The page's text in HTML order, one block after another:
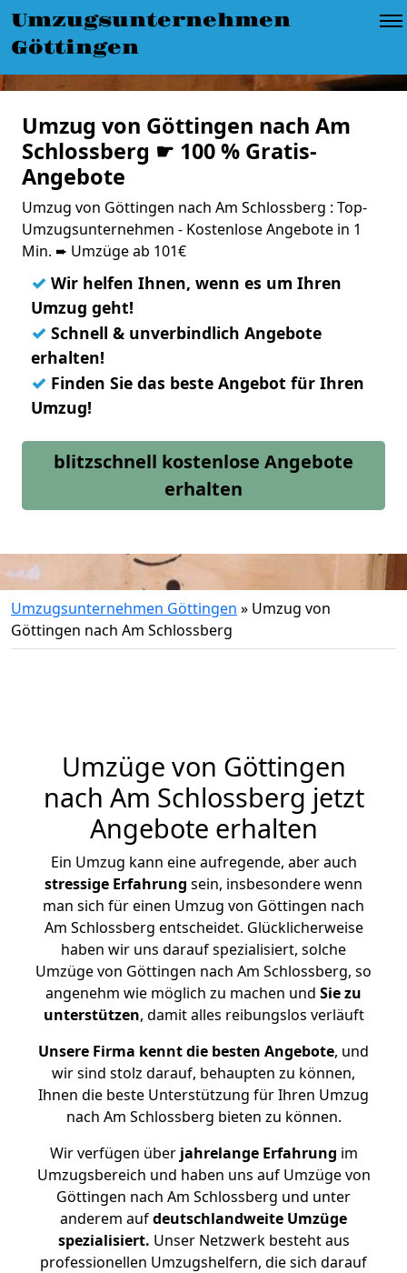
Umzugsunternehmen
Göttingen
Umzug von Göttingen nach Am
Schlossberg ☛ 100 % Gratis-
Angebote
Umzug von Göttingen nach Am Schlossberg : Top-
Umzugsunternehmen - Kostenlose Angebote in 1
Min. ➨ Umzüge ab 101€
✓ Wir helfen Ihnen, wenn es um Ihren
Umzug geht!
✓ Schnell & unverbindlich Angebote
erhalten!
✓ Finden Sie das beste Angebot für Ihren
Umzug!
blitzschnell kostenlose Angebote
erhalten
Umzugsunternehmen Göttingen » Umzug von
Göttingen nach Am Schlossberg
Umzüge von Göttingen
nach Am Schlossberg jetzt
Angebote erhalten
Ein Umzug kann eine aufregende, aber auch
stressige Erfahrung sein, insbesondere wenn
man sich für einen Umzug von Göttingen nach
Am Schlossberg entscheidet. Glücklicherweise
haben wir uns darauf spezialisiert, solche
Umzüge von Göttingen nach Am Schlossberg, so
angenehm wie möglich zu machen und Sie zu
unterstützen, damit alles reibungslos verläuft
Unsere Firma kennt die besten Angebote, und
wir sind stolz darauf, behaupten zu können,
Ihnen die beste Unterstützung für Ihren Umzug
nach Am Schlossberg bieten zu können.
Wir verfügen überjahrelange Erfahrung im
Umzugsbereich und haben uns auf Umzüge von
Göttingen nach Am Schlossberg und unter
anderem aufdeutschlandweite Umzüge
spezialisiert. Unser Netzwerk besteht aus
professionellen Umzugshelfern, die sich darauf